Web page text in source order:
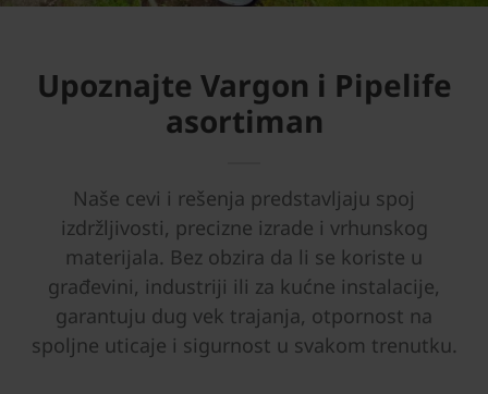
Upoznajte Vargon i Pipelife
asortiman
Naše cevi i rešenja predstavljaju spoj
izdržljivosti, precizne izrade i vrhunskog
materijala. Bez obzira da li se koriste u
građevini, industriji ili za kućne instalacije,
garantuju dug vek trajanja, otpornost na
spoljne uticaje i sigurnost u svakom trenutku.